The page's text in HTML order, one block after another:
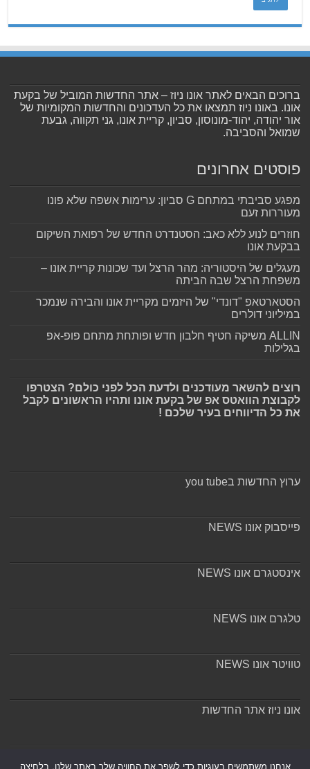
ברוכים הבאים לאתר אונו ניוז – אתר החדשות המוביל של בקעת
אונו. באונו ניוז תמצאו את כל העדכונים והחדשות המקומיות של
אור יהודה, יהוד-מונוסון, סביון, קריית אונו, גני תקווה, גבעת
שמואל והסביבה.
פוסטים אחרונים
מפגע סביבתי במתחם G סביון: ערימות אשפה שלא פונו
מעוררות זעם
חוזרים לנוע ללא כאב: הסטנדרט החדש של רפואת השיקום
בבקעת אונו
מעגלים של היסטוריה: מהר הרצל ועד שכונות קריית אונו –
משפחת הרצל שבה הביתה
הסטארטאפ "דונדי" של היזמים מקריית אונו והבירה שנמכר
במיליוני דולרים
ALLIN משיקה חטיף חלבון חדש ופותחת מתחם פופ-אפ
בגלילות
רוצים להשאר מעודכנים ולדעת הכל לפני כולם? הצטרפו
לקבוצת הוואטס אפ של בקעת אונו ותהיו הראשונים לקבל
את כל הדיווחים בעיר שלכם !
ערוץ החדשות בyou tube
פייסבוק אונו NEWS
אינסטגרם אונו NEWS
טלגרם אונו NEWS
טוויטר אונו NEWS
אונו ניוז אתר החדשות
אנחנו משתמשים בעוגיות כדי לשפר את החוויה שלך באתר שלנו, בלחיצה